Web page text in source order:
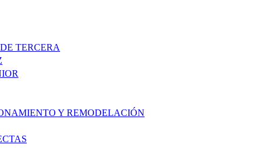
TERCERA
Y REMODELACIÓN